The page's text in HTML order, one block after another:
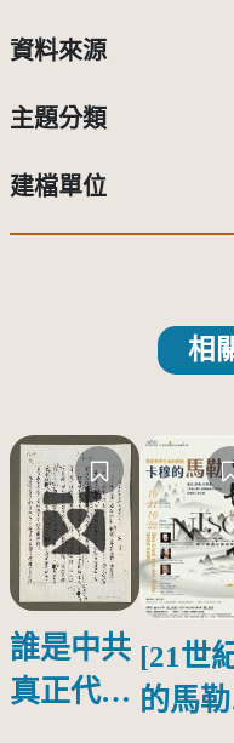
資料來源
主題分類
建檔單位
相
誰是中共
真正代言
[21世
的馬